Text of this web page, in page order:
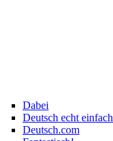
Dabei
Deutsch echt einfach
Deutsch.com